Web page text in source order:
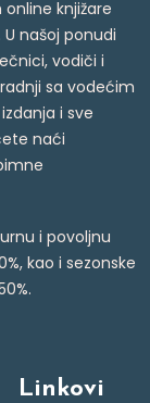
knjižare
našoj ponudi
vodiči i
sa vodećim
i sve
naći
i povoljnu
kao i sezonske
Linkovi